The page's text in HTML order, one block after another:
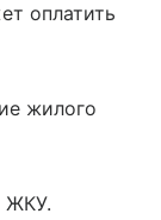
оплатить
жилого
ЖКУ.